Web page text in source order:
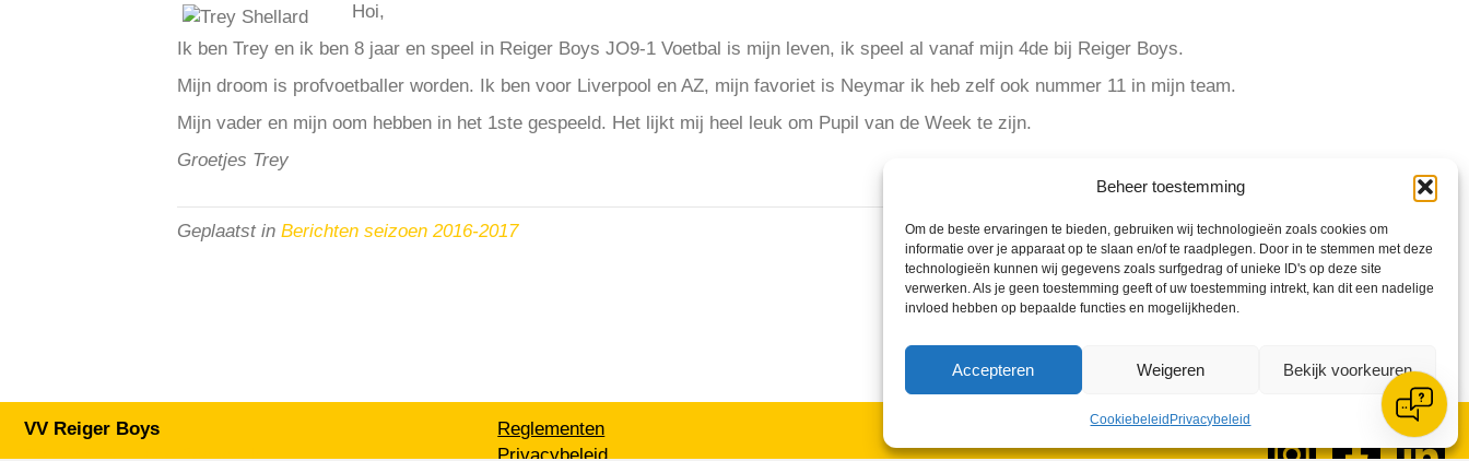
Beheer toestemming
Om de beste ervaringen te bieden, gebruiken wij technologieën zoals cookies om
informatie over je apparaat op te slaan en/of te raadplegen. Door in te stemmen met deze
technologieën kunnen wij gegevens zoals surfgedrag of unieke ID's op deze site
verwerken. Als je geen toestemming geeft of uw toestemming intrekt, kan dit een nadelige
invloed hebben op bepaalde functies en mogelijkheden.
Accepteren Weigeren Bekijk voorkeuren
Cookiebeleid Privacybeleid
Hoi,
Ik ben Trey en ik ben 8 jaar en speel in Reiger Boys JO9-1 Voetbal is mijn leven, ik speel al vanaf mijn 4de bij Reiger Boys.
Mijn droom is profvoetballer worden. Ik ben voor Liverpool en AZ, mijn favoriet is Neymar ik heb zelf ook nummer 11 in mijn team.
Mijn vader en mijn oom hebben in het 1ste gespeeld. Het lijkt mij heel leuk om Pupil van de Week te zijn.
Groetjes Trey
Geplaatst in Berichten seizoen 2016-2017
VV Reiger Boys
De Wending, Lotte Beesedijk 1
Reglementen
Privacybeleid